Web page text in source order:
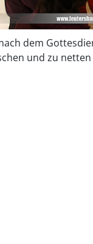
dem
und zu netten